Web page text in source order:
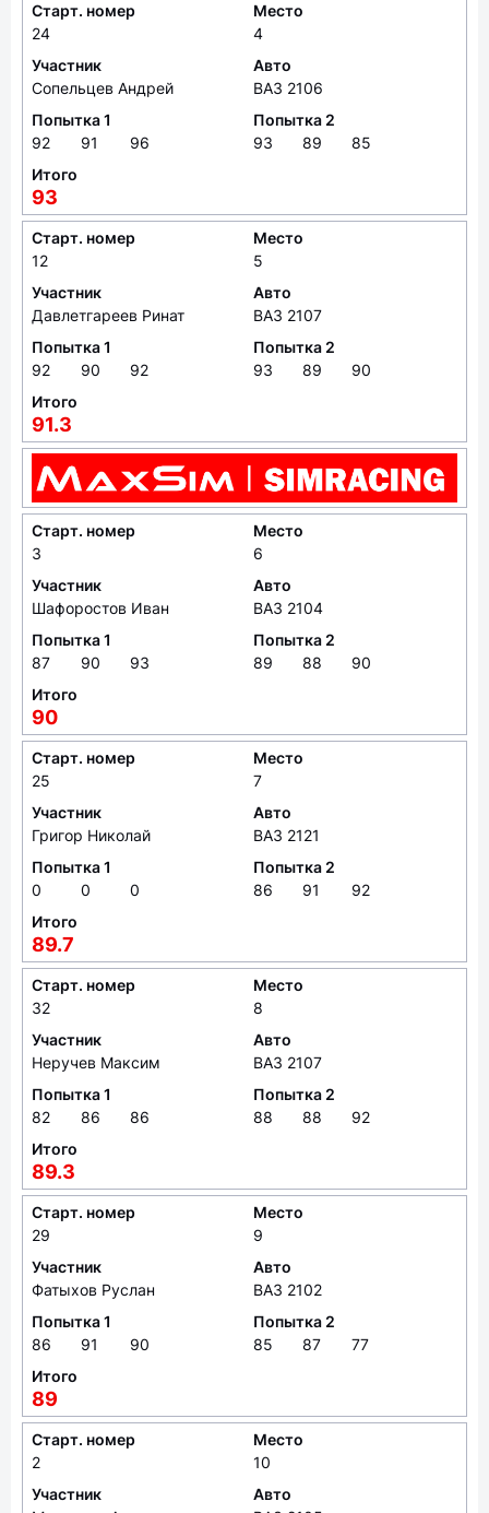
Старт. номер
24
Место
4
Участник
Сопельцев Андрей
Авто
ВАЗ 2106
Попытка 1
92
91 96
Попытка 2
93
89
85
Итого
93
Старт. номер
12
Место
5
Участник
Давлетгареев Ринат
Авто
ВАЗ 2107
Попытка 1
92
90 92
Попытка 2
93
89
90
Итого
91.3
Старт. номер
3
Место
6
Участник
Шафоростов Иван
Авто
ВАЗ 2104
Попытка 1
87
90 93
Попытка 2
89
88
90
Итого
90
Старт. номер
25
Место
7
Участник
Григор Николай
Авто
ВАЗ 2121
Попытка 1
0
0 0
Попытка 2
86
91
92
Итого
89.7
Старт. номер
32
Место
8
Участник
Неручев Максим
Авто
ВАЗ 2107
Попытка 1
82
86 86
Попытка 2
88
88
92
Итого
89.3
Старт. номер
29
Место
9
Участник
Фатыхов Руслан
Авто
ВАЗ 2102
Попытка 1
86
91 90
Попытка 2
85
87
77
Итого
89
Старт. номер
2
Место
10
Участник
Авто